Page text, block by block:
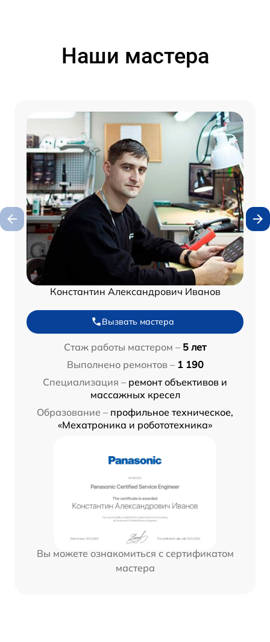
Наши мастера
Константин Александрович Иванов
Вызвать мастера
Стаж работы мастером – 5 лет
Выполнено ремонтов – 1 190
Специализация – ремонт объективов и
массажных кресел
Образование – профильное техническое,
«Мехатроника и робототехника»
Вы можете ознакомиться с сертификатом
мастера